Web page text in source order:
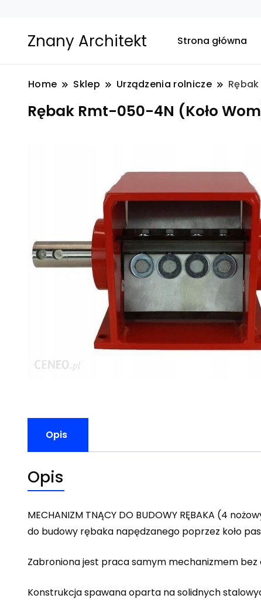
Znany Architekt Strona główna
Home Sklep Urządzenia rolnicze
Rębak Rmt-050-4N (Koło
Opis
Opis
MECHANIZM TNĄCY DO BUDOWY RĘBAKA (4
do budowy rębaka napędzanego poprzez koło
Zabroniona jest praca samym mechanizmem bez
Konstrukcja spawana oparta na solidnych